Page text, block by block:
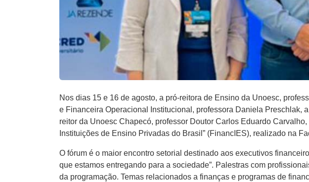
Nos dias 15 e 16 de agosto, a pró-reitora de Ensino da Unoesc,
e Financeira Operacional Institucional, professora Daniela Preschlak,
reitor da Unoesc Chapecó, professor Doutor Carlos Eduardo
Instituições de Ensino Privadas do Brasil” (FinancIES), realizado na
O fórum é o maior encontro setorial destinado aos executivos
que estamos entregando para a sociedade”. Palestras com
da programação. Temas relacionados a finanças e programas de